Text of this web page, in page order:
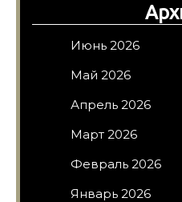
Июнь 2026
Май 2026
Апрель 2026
Март 2026
Февраль 2026
Январь 2026